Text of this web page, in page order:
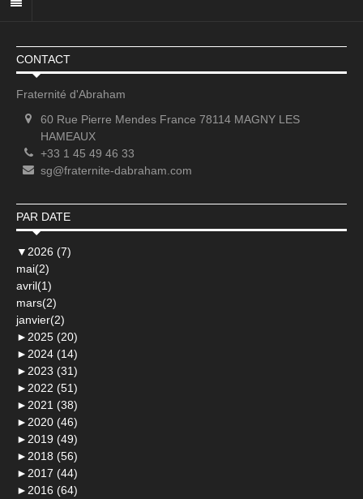
CONTACT
Fraternité d'Abraham
60 Rue Pierre Mendes France 78114 MAGNY LES
HAMEAUX
+33 1 45 49 46 33
sg@fraternite-dabraham.com
PAR DATE
▼ 2026 (7)
mai(2)
avril(1)
mars(2)
janvier(2)
► 2025 (20)
► 2024 (14)
► 2023 (31)
► 2022 (51)
► 2021 (38)
► 2020 (46)
► 2019 (49)
► 2018 (56)
► 2017 (44)
► 2016 (64)